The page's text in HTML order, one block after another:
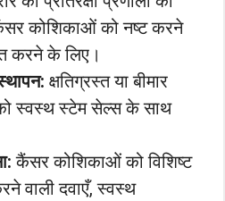
कोशिकाओं को नष्ट करने
करने के लिए।
क्षतिग्रस्त या बीमार
स्वस्थ स्टेम सेल्स के साथ
कैंसर कोशिकाओं को विशिष्ट
वाली दवाएँ, स्वस्थ